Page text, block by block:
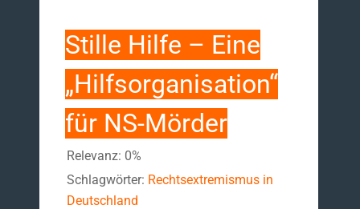
Stille Hilfe – Eine
„Hilfsorganisation“
für NS-Mörder
Relevanz: 0%
Schlagwörter: Rechtsextremismus in
Deutschland